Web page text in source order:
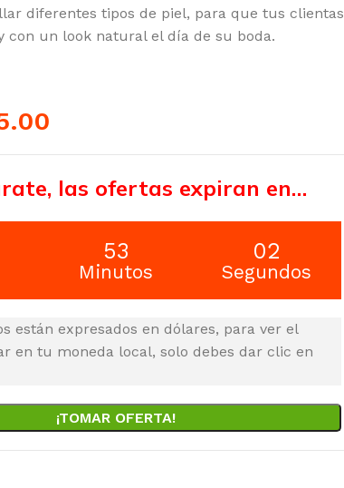
diferentes tipos de piel, para que tus clientas
con un look natural el día de su boda.
las ofertas expiran en…
53
Minutos
01
Segundos
están expresados en dólares, para ver el
en tu moneda local, solo debes dar clic en
¡TOMAR OFERTA!